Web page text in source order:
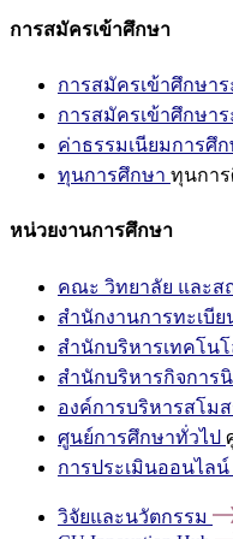
การสมัครเข้าศึกษา
การสมัครเข้าศึกษ
การสมัครเข้าศึกษา
ค่าธรรมเนียมการศึก
ทุนการศึกษา ทุนกา
หน่วยงานการศึกษา
คณะ วิทยาลัย และส
สำนักงานการทะเบีย
สำนักบริหารเทคโน
สำนักบริหารกิจการ
องค์การบริหารสโม
ศูนย์การศึกษาทั่วไป
การประเมินออนไลน์
วิจัยและนวัตกรรม